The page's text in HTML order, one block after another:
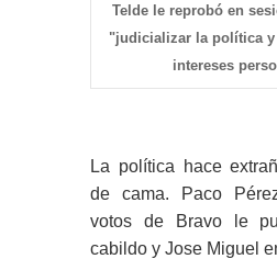
Telde le reprobó en
"judicializar la política y
intereses
La política hace
de cama. Paco
votos de Bravo le
cabildo y Jose Miguel